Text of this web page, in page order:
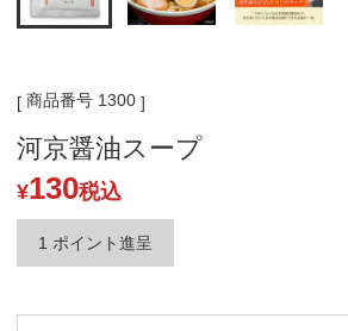
商品番号 1300
河京醤油スープ
¥130税込
1 ポイント進呈